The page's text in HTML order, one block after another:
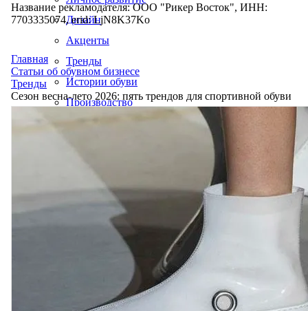
Дизайн
Акценты
Тренды
Истории обуви
Производство
Название рекламодателя: ООО "Рикер Восток", ИНН:
7703335074, erid: LjN8K37Ko
Главная
Статьи об обувном бизнесе
Тренды
Сезон весна-лето 2026: пять трендов для спортивной обуви